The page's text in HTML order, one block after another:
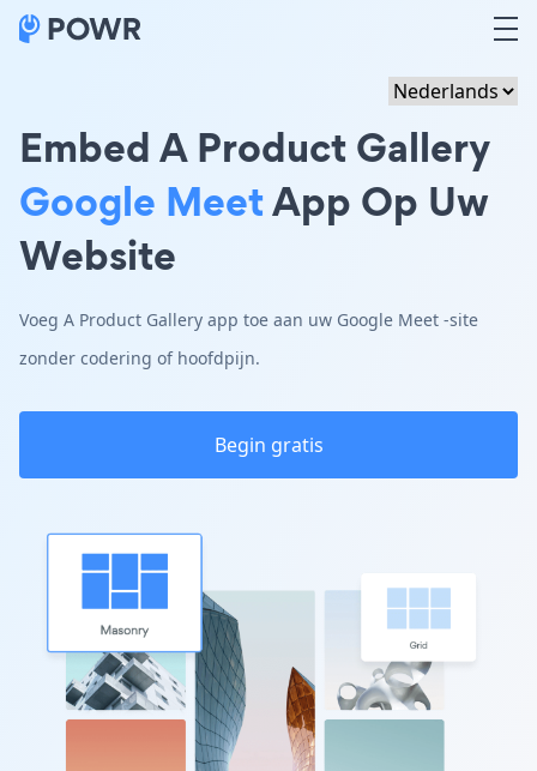
Embed A Product Gallery
Google MeetApp Op Uw
Website
Voeg A Product Gallery app toe aan uw Google Meet -site
zonder codering of hoofdpijn.
Begin gratis